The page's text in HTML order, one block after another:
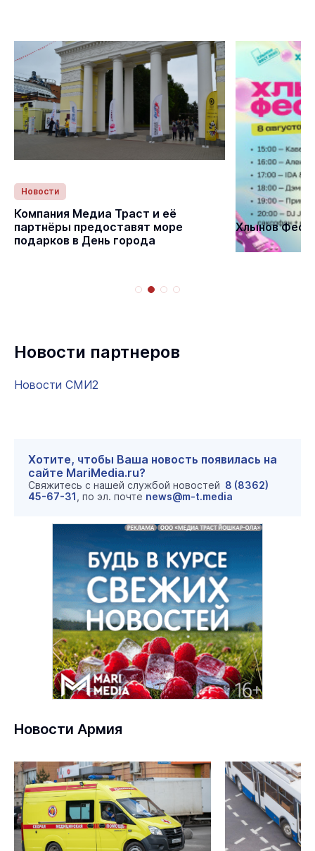
Новости
Компания Медиа Траст и её
партнёры предоставят море
подарков в День города
Статьи
Хлынов Фест
Новости партнеров
Новости СМИ2
Хотите, чтобы Ваша новость появилась на
сайте MariMedia.ru?
Свяжитесь с нашей службой новостей 8 (8362)
45-67-31 , по эл. почте news@m-t.media
Новости Армия